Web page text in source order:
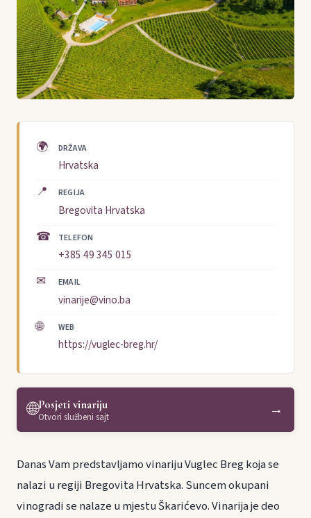
🌍 DRŽAVA
Hrvatska
📍 REGIJA
Bregovita Hrvatska
☎ TELEFON
+385 49 345 015
✉ EMAIL
vinarije@vino.ba
🌐 WEB
https://vuglec-breg.hr/
🌐Posjeti vinariju
Otvori službeni sajt →
Danas Vam predstavljamo vinariju Vuglec Breg koja se
nalazi u regiji Bregovita Hrvatska. Suncem okupani
vinogradi se nalaze u mjestu Škarićevo. Vinarija je deo